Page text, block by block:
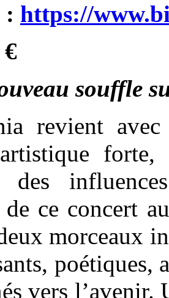
: https://
souffle
revient
forte,
de ce concert
morceaux
poétiques,
vers